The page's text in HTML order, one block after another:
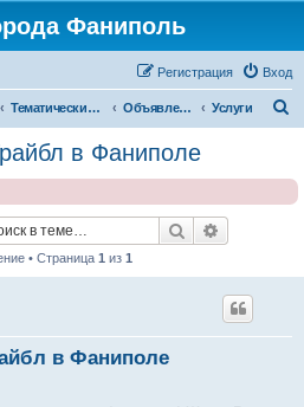
Фаниполь
Вход
Регистрация
Тематические разделы Объявления Услуги
в Фаниполе
Поиск
• Страница 1 из 1
в Фаниполе